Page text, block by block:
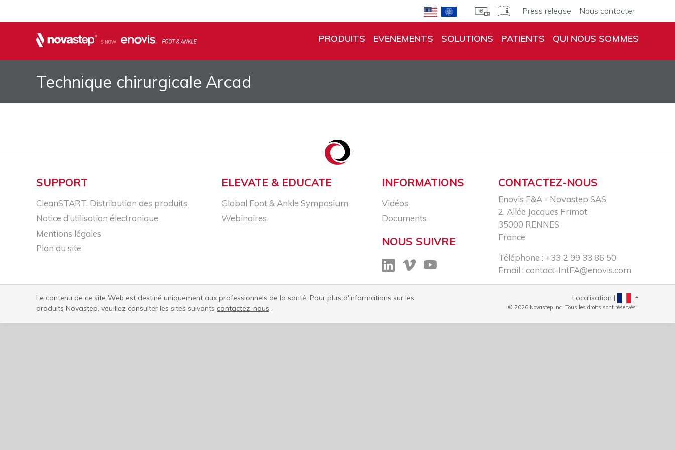
Press release Nous contacter
PRODUITS EVENEMENTS SOLUTIONS PATIENTS QUI NOUS SOMMES
Technique chirurgicale Arcad
SUPPORT
CleanSTART, Distribution des produits
Notice d’utilisation électronique
Mentions légales
Plan du site
ELEVATE & EDUCATE
Global Foot & Ankle Symposium
Webinaires
INFORMATIONS
Vidéos
Documents
NOUS SUIVRE
CONTACTEZ-NOUS
Enovis F&A - Novastep SAS​
2, Allée Jacques Frimot​
35000 RENNES​
France
Téléphone : +33 2 99 33 86 50​
Email : contact-IntFA@enovis.com
Le contenu de ce site Web est destiné uniquement aux professionnels de la santé. Pour plus d'informations sur les
produits Novastep, veuillez consulter les sites suivants contactez-nous​.
Localisation |
© 2026 Novastep Inc. Tous les droits sont réservés .